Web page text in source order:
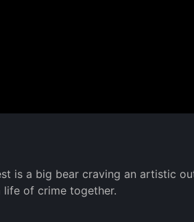
is a big bear craving an artistic
life of crime together.